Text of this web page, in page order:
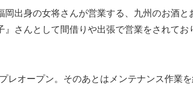
岡出身の女将さんが営業する、九州のお酒
』さんとして間借りや出張で営業をされて
レオープン。そのあとはメンテナンス作業